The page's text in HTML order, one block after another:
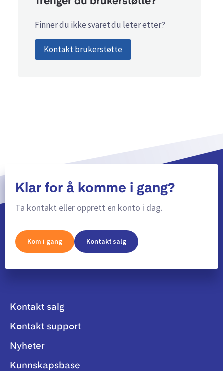
Finner du ikke svaret du leter etter?
Kontakt brukerstøtte
Klar for å komme i gang?
Ta kontakt eller opprett en konto i dag.
Kom i gang Kontakt salg
Kontakt salg
Kontakt support
Nyheter
Kunnskapsbase